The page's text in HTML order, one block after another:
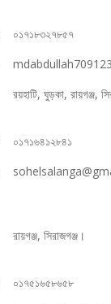
০১৭১৮৩২৭৮৫৭
রয়হাটি, ঘুড়কা, রায়গঞ্জ,
০১৭১৬৪১২৮৪১
রায়গঞ্জ, সিরাজগঞ্জ।
০১৭৫১৬৫৮৬৫৮